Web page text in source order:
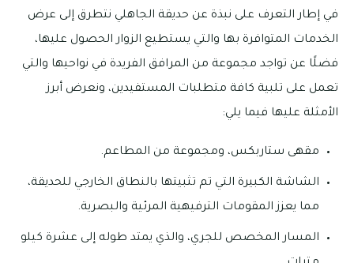
في إطار التعرف على نبذة عن حديقة الجاهلي نتطرق إلى عرض
الخدمات المتوافرة بها والتي يستطيع الزوار الحصول عليها،
فضلًا عن تواجد مجموعة من المرافق الفريدة في نواحيها والتي
تعمل على تلبية كافة متطلبات المستفيدين، ونعرض أبرز
الأمثلة عليها فيما يلي:
مقهى ستاربكس، ومجموعة من المطاعم.
الشاشة الكبيرة التي تم تثبيتها بالنطاق الخارجي للحديقة،
مما يعزز المقومات الترفيهية المرئية والبصرية.
المسار المخصص للجري، والذي يمتد طوله إلى عشرة كيلو